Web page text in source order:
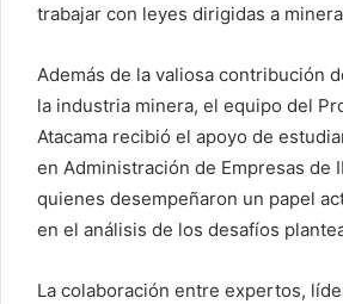
trabajar con leyes dirigidas a
Además de la valiosa contribución
la industria minera, el equipo del
Atacama recibió el apoyo de
en Administración de Empresas de
quienes desempeñaron un papel
en el análisis de los desafíos
La colaboración entre expertos,